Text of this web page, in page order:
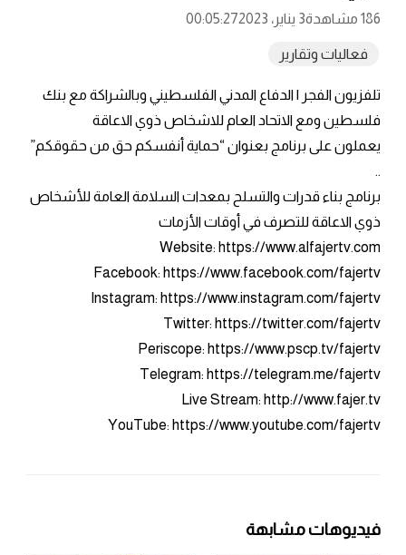
186 مشاهدة 3 يناير، 2023 00:05:27
فعاليات وتقارير
تلفزيون الفجر | الدفاع المدني الفلسطيني وبالشراكة مع بنك
فلسطين ومع الاتحاد العام للاشخاص ذوي الاعاقة
يعملون على برنامج بعنوان “حماية أنفسكم حق من حقوقكم”
..
برنامج بناء قدرات والتسلح بمعدات السلامة العامة للأشخاص
ذوي الاعاقة للتصرف في أوقات الأزمات
Website: https://www.alfajertv.com
Facebook: https://www.facebook.com/fajertv
Instagram: https://www.instagram.com/fajertv
Twitter: https://twitter.com/fajertv
Periscope: https://www.pscp.tv/fajertv
Telegram: https://telegram.me/fajertv
Live Stream: http://www.fajer.tv
YouTube: https://www.youtube.com/fajertv
فيديوهات مشابهة